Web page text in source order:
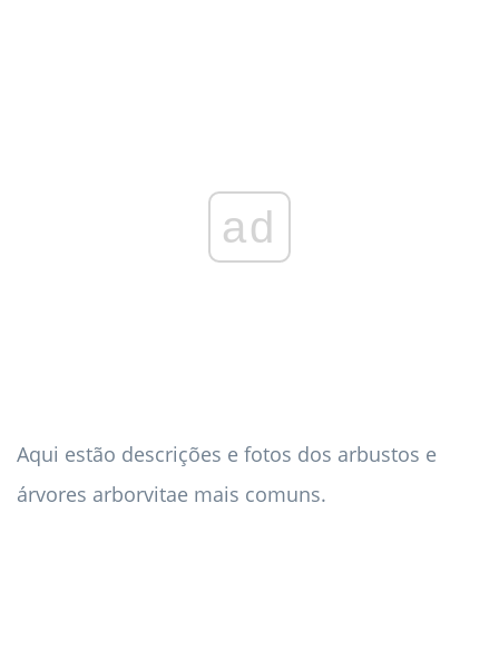
ad
Aqui estão descrições e fotos dos arbustos e
árvores arborvitae mais comuns.